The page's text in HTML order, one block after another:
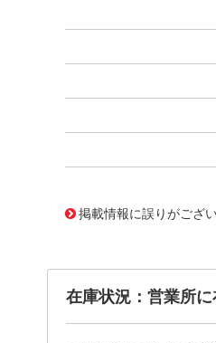
掲載情報に誤りがござ
在庫状況：営業所に